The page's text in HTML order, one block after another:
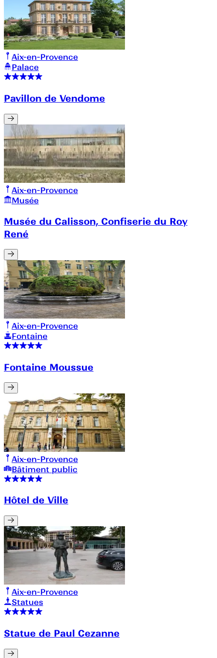
Aix-en-Provence
Palace
Pavillon de Vendome
Aix-en-Provence
Musée
Musée du Calisson, Confiserie du Roy
René
Aix-en-Provence
Fontaine
Fontaine Moussue
Aix-en-Provence
Bâtiment public
Hôtel de Ville
Aix-en-Provence
Statues
Statue de Paul Cezanne